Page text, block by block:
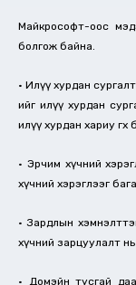
Майкрософт-оос
болгож байна.
• Илүү хурдан сургалт
ийг илүү хурдан
илүү хурдан хариу
• Эрчим хүчний
хүчний хэрэглээг
• Зардлын
хүчний зарцуулалт
• Домэйн тусгай